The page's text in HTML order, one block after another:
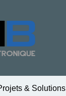
& Solutions